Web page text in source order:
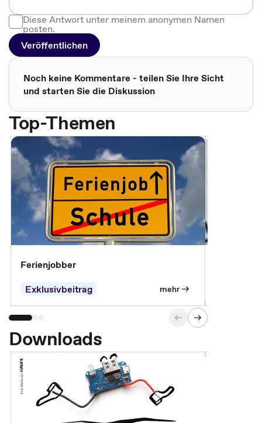
Diese Antwort unter meinem anonymen Namen
posten.
Veröffentlichen
Noch keine Kommentare - teilen Sie Ihre Sicht
und starten Sie die Diskussion
Top-Themen
Ferienjobber
Exklusivbeitrag
mehr
Downloads